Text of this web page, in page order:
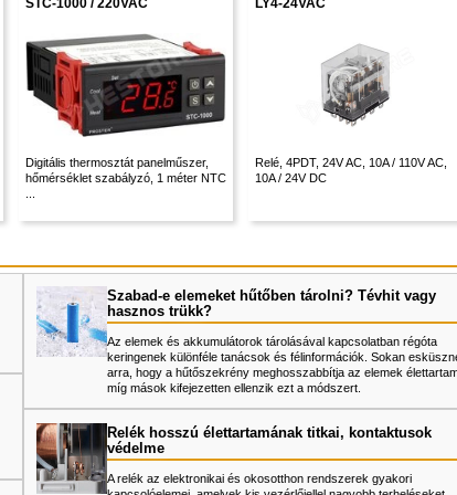
STC-1000 / 220VAC
Digitális thermosztát panelműszer,
hőmérséklet szabályzó, 1 méter NTC
LY4-24VAC
Relé, 4PDT, 24V AC, 10A / 110V AC,
10A / 24V DC
Szabad-e elemeket hűtőben tárolni? Tévhit vagy
hasznos trükk?
Az elemek és akkumulátorok tárolásával kapcsolatban régóta
keringenek különféle tanácsok és félinformációk. Sokan
arra, hogy a hűtőszekrény meghosszabbítja az elemek
míg mások kifejezetten ellenzik ezt a módszert.
Relék hosszú élettartamának titkai, kontaktusok
védelme
A relék az elektronikai és okosotthon rendszerek gyakori